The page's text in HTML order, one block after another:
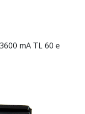
mA TL 60 e